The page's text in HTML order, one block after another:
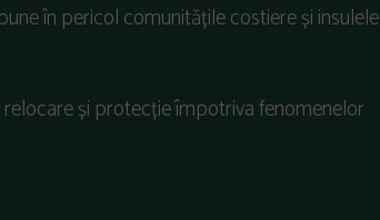
în pericol comunitățile costiere și insulele
și protecție împotriva fenomenelor